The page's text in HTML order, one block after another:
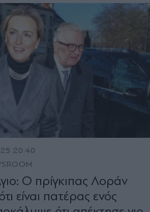
20:40
Ο πρίγκιπας Λοράν
είναι πατέρας ενός